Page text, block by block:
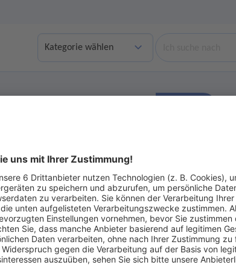
Angebote anzeigen Ohne Gebot